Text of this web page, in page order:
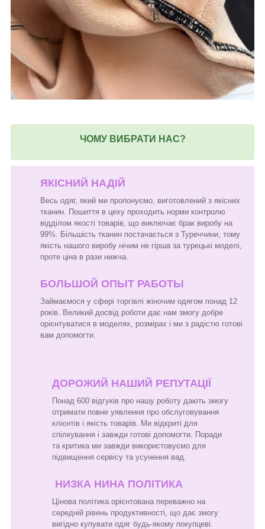
ЧОМУ ВИБРАТИ НАС?
ЯКІСНИЙ НАДІЙ
Весь одяг, який ми пропонуємо, виготовлений з якісних
тканин. Пошиття в цеху проходить норми контролю
відділом якості товарів, що виключає брак виробу на
99%. Більшість тканин постачається з Туреччини, тому
якість нашого виробу нічим не гірша за турецькі моделі,
проте ціна в рази нижча.
БОЛЬШОЙ ОПЫТ РАБОТЫ
Займаємося у сфері торгівлі жіночим одягом понад 12
років. Великий досвід роботи дає нам змогу добре
орієнтуватися в моделях, розмірах і ми з радістю готові
вам допомогти.
ДОРОЖИЙ НАШИЙ РЕПУТАЦІЇ
Понад 600 відгуків про нашу роботу дають змогу
отримати повне уявлення про обслуговування
клієнтів і якість товарів. Ми відкриті для
спілкування і завжди готові допомогти. Поради
та критика ми завжди використовуємо для
підвищення сервісу та усунення вад.
НИЗКА НИНА ПОЛІТИКА
Цінова політика орієнтована переважно на
середній рівень продуктивності, що дає змогу
вигідно купувати одяг будь-якому покупцеві.